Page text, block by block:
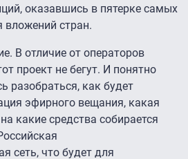
оказавшись в пятерке самых
вложений стран.
В отличие от операторов
проект не бегут. И понятно
разобраться, как будет
эфирного вещания, какая
какие средства собирается
сеть, что будет для